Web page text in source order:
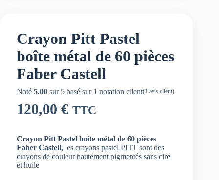
Crayon Pitt Pastel
boîte métal de 60 pièces
Faber Castell
Noté 5.00 sur 5 basé sur 1 notation client(1 avis client)
120,00 € TTC
Crayon Pitt Pastel boîte métal de 60 pièces
Faber Castell, les crayons pastel PITT sont des
crayons de couleur hautement pigmentés sans cire
et huile